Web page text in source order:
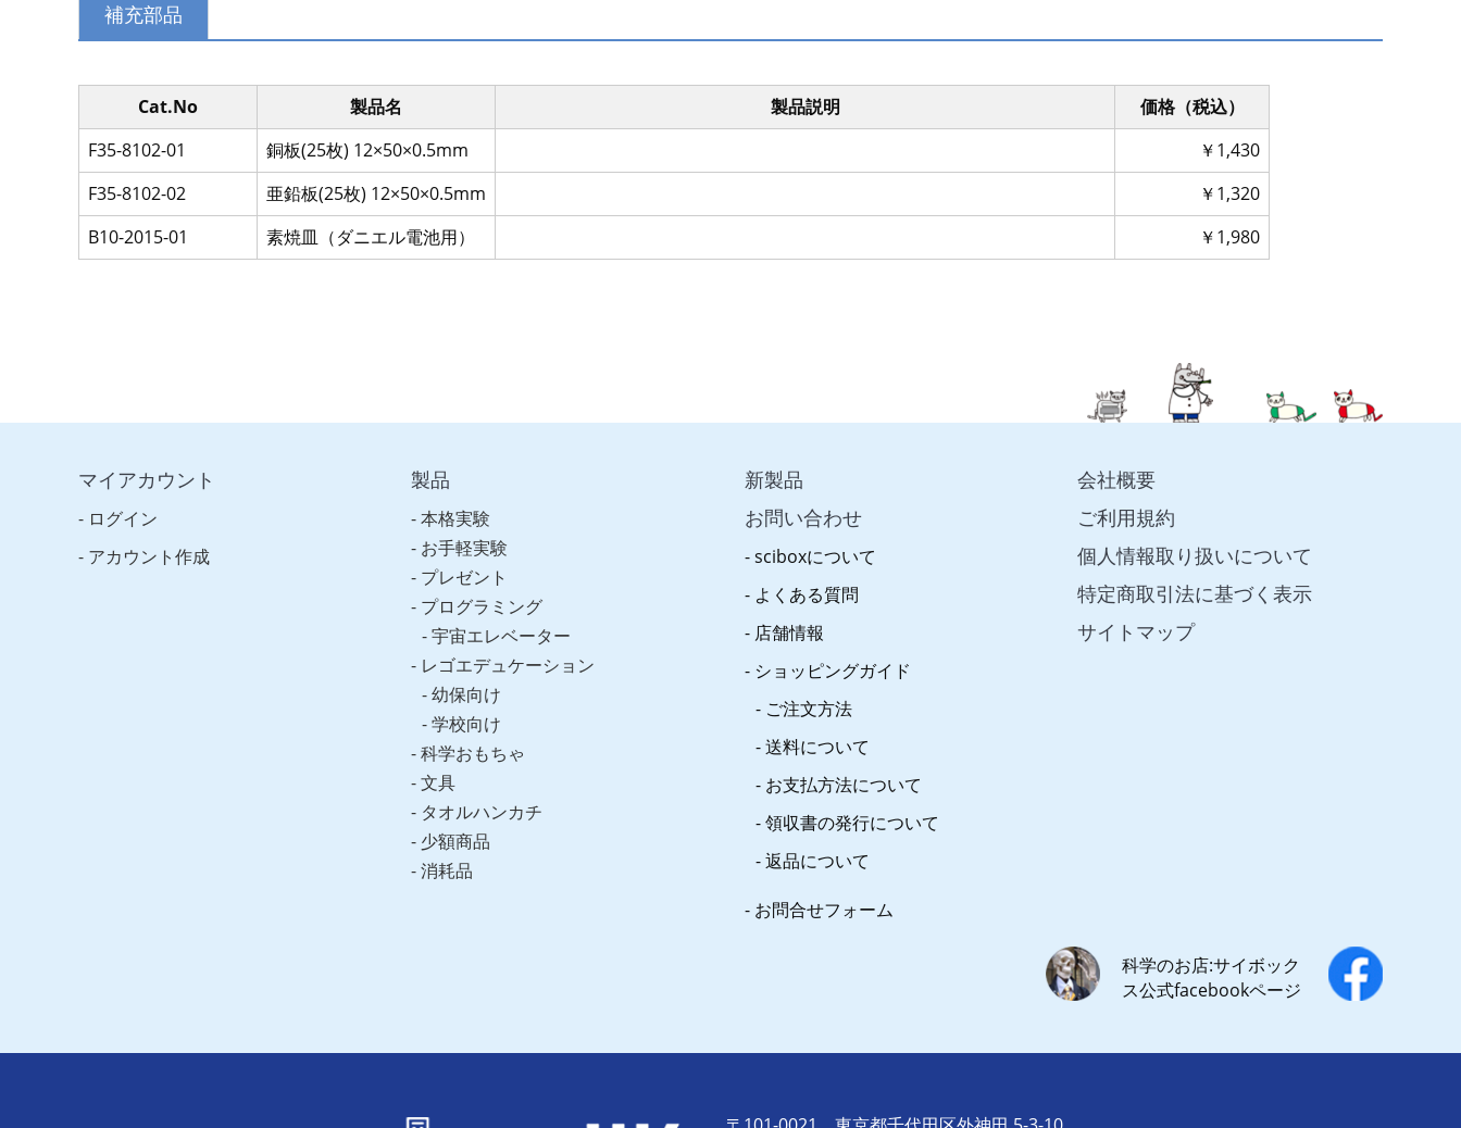
補充部品
Cat.No 製品名 製品説明
価格（税込）
F35-8102-01
銅板(25枚) 12×50×0.5mm
￥1,430
F35-8102-02
亜鉛板(25枚) 12×50×0.5mm
￥1,320
B10-2015-01
素焼皿（ダニエル電池用） ￥1,980
マイアカウント
ログイン
アカウント作成
製品
本格実験
お手軽実験
プレゼント
プログラミング
宇宙エレベーター
レゴエデュケーション
幼保向け
学校向け
科学おもちゃ
文具
タオルハンカチ
少額商品
消耗品
新製品
お問い合わせ
sciboxについて
よくある質問
店舗情報
ショッピングガイド
ご注文方法
送料について
お支払方法について
領収書の発行について
返品について
お問合せフォーム
会社概要
ご利用規約
個人情報取り扱いについて
特定商取引法に基づく表示
サイトマップ
科学のお店:サイボック
ス公式facebookページ